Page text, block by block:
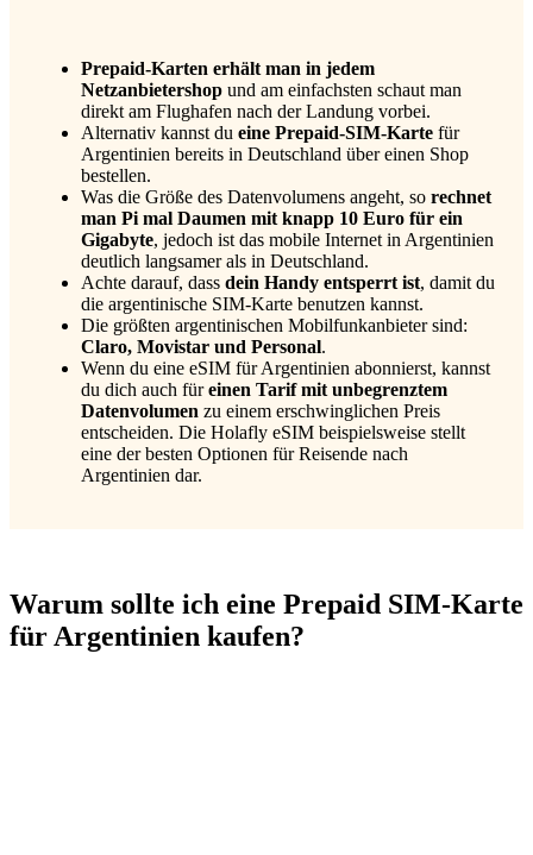
Prepaid-Karten erhält man in jedem
Netzanbietershop und am einfachsten schaut man
direkt am Flughafen nach der Landung vorbei.
Alternativ kannst du eine Prepaid-SIM-Karte für
Argentinien bereits in Deutschland über einen Shop
bestellen.
Was die Größe des Datenvolumens angeht, so rechnet
man Pi mal Daumen mit knapp 10 Euro für ein
Gigabyte, jedoch ist das mobile Internet in Argentinien
deutlich langsamer als in Deutschland.
Achte darauf, dass dein Handy entsperrt ist, damit du
die argentinische SIM-Karte benutzen kannst.
Die größten argentinischen Mobilfunkanbieter sind:
Claro, Movistar und Personal.
Wenn du eine eSIM für Argentinien abonnierst, kannst
du dich auch füreinen Tarif mit unbegrenztem
Datenvolumen zu einem erschwinglichen Preis
entscheiden. Die Holafly eSIM beispielsweise stellt
eine der besten Optionen für Reisende nach
Argentinien dar.
Warum sollte ich eine Prepaid SIM-Karte
für Argentinien kaufen?